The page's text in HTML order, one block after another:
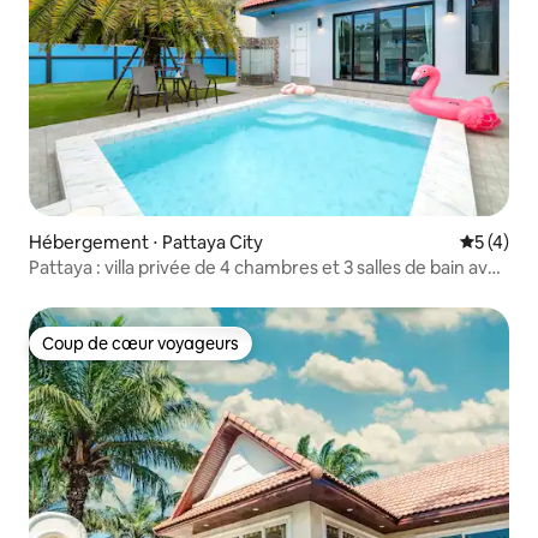
Hébergement ⋅ Pattaya City
5 (4)
Pattaya : villa privée de 4 chambres et 3 salles de bain avec
Coup de cœur voyageurs
Coup de cœur voyageurs